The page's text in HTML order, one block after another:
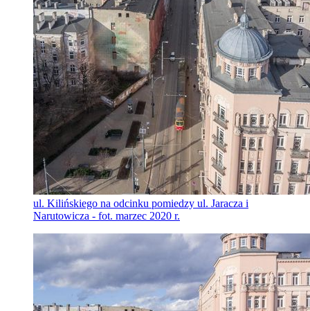
ul. Kilińskiego na odcinku pomiedzy ul. Jaracza i
Narutowicza - fot. marzec 2020 r.